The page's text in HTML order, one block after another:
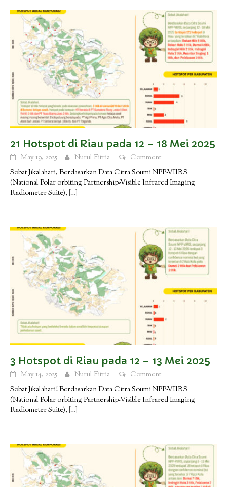
21 Hotspot di Riau pada 12 – 18 Mei 2025
May 19, 2025 Nurul Fitria
Comment
Sobat Jikalahari, Berdasarkan Data Citra Soumi NPP-VIIRS
(National Polar orbiting Partnership-Visible Infrared Imaging
Radiometer Suite), […]
3 Hotspot di Riau pada 12 – 13 Mei 2025
May 14, 2025 Nurul Fitria
Comment
Sobat Jikalahari! Berdasarkan Data Citra Soumi NPP-VIIRS
(National Polar orbiting Partnership-Visible Infrared Imaging
Radiometer Suite), […]